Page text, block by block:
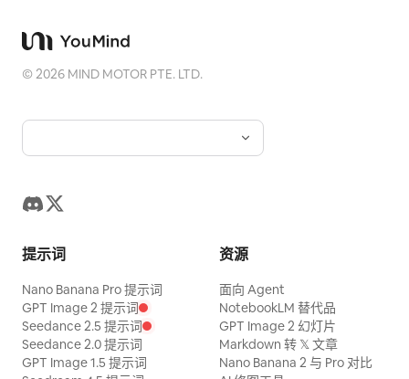
©2026 MIND MOTOR PTE. LTD.
提示词
Nano Banana Pro 提示词
GPT Image 2 提示词
Seedance 2.5 提示词
Seedance 2.0 提示词
GPT Image 1.5 提示词
资源
面向 Agent
NotebookLM 替代品
GPT Image 2 幻灯片
Markdown 转 𝕏 文章
Nano Banana 2 与 Pro 对比